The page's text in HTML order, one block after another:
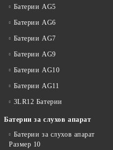
Батерии AG5
Батерии AG6
Батерии AG7
Батерии AG9
Батерии AG10
Батерии AG11
3LR12 Батерии
Батерии за слухов апарат
Батерии за слухов апарат
Размер 10